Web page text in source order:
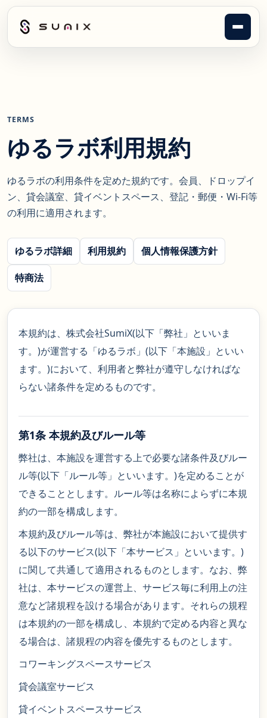
メニ
TERMS
ゆるラボ利用規約
ゆるラボの利用条件を定めた規約です。会員、ドロップイ
ン、貸会議室、貸イベントスペース、登記・郵便・Wi-Fi等
の利用に適用されます。
ゆるラボ詳細 利用規約 個人情報保護方針
特商法
本規約は、株式会社SumiX(以下「弊社」といいま
す。)が運営する「ゆるラボ」(以下「本施設」といい
ます。)において、利用者と弊社が遵守しなければな
らない諸条件を定めるものです。
第1条 本規約及びルール等
弊社は、本施設を運営する上で必要な諸条件及びルー
ル等(以下「ルール等」といいます。)を定めることが
できることとします。ルール等は名称によらずに本規
約の一部を構成します。
本規約及びルール等は、弊社が本施設において提供す
る以下のサービス(以下「本サービス」といいます。)
に関して共通して適用されるものとします。なお、弊
社は、本サービスの運営上、サービス毎に利用上の注
意など諸規程を設ける場合があります。それらの規程
は本規約の一部を構成し、本規約で定める内容と異な
る場合は、諸規程の内容を優先するものとします。
コワーキングスペースサービス
貸会議室サービス
貸イベントスペースサービス